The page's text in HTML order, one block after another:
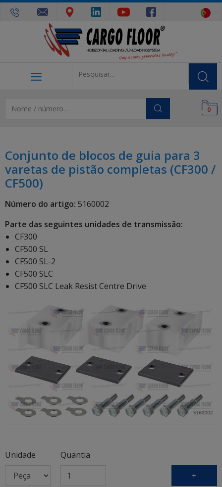
0
Conjunto de blocos de guia para 3
varetas de pistão completas (CF300 /
CF500)
Número do artigo: 5160002
Parte das seguintes unidades de transmissão:
CF300
CF500 SL
CF500 SL-2
CF500 SLC
CF500 SLC Leak Resist Centre Drive
Unidade
Quantia
+